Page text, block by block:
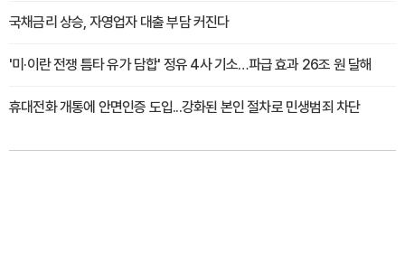
국채금리 상승, 자영업자 대출 부담 커진다
'미·이란 전쟁 틈타 유가 담합' 정유 4사 기소…파급 효과 26조 원 달해
휴대전화 개통에 안면인증 도입...강화된 본인 절차로 민생범죄 차단